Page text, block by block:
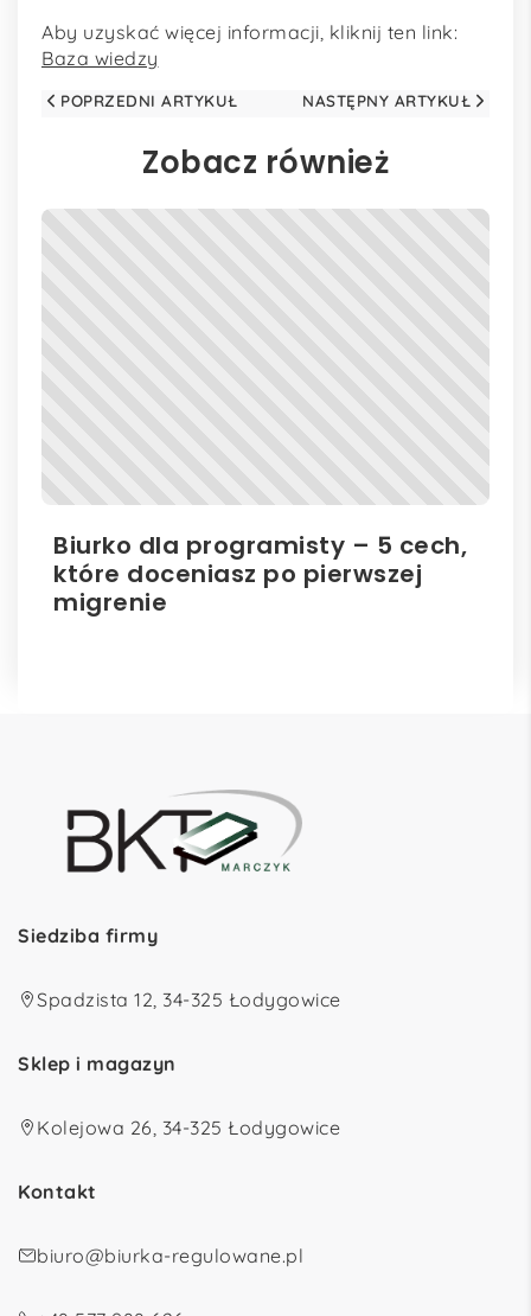
Aby uzyskać więcej informacji, kliknij ten link:
Baza wiedzy
POPRZEDNI ARTYKUŁ NASTĘPNY ARTYKUŁ
Zobacz również
Biurko dla programisty – 5 cech,
które doceniasz po pierwszej
migrenie
Siedziba firmy
Spadzista 12, 34-325 Łodygowice
Sklep i magazyn
Kolejowa 26, 34-325 Łodygowice
Kontakt
biuro@biurka-regulowane.pl